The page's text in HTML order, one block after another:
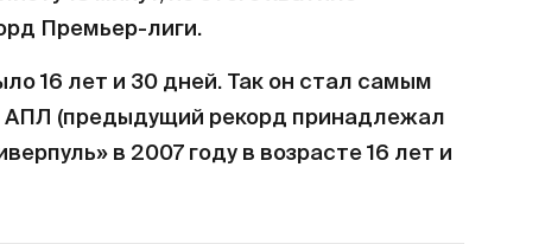
Премьер-лиги.
16 лет и 30 дней. Так он стал самым
(предыдущий рекорд принадлежал
в 2007 году в возрасте 16 лет и